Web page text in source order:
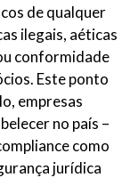
de qualquer
ilegais, aéticas
conformidade
Este ponto
empresas
no país –
como
jurídica